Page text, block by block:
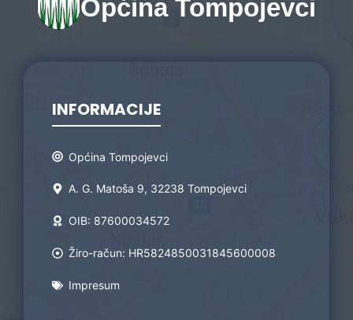
Općina Tompojevci
INFORMACIJE
Općina Tompojevci
A. G. Matoša 9, 32238 Tompojevci
OIB: 87600034572
Žiro-račun: HR5824850031845600008
Impresum